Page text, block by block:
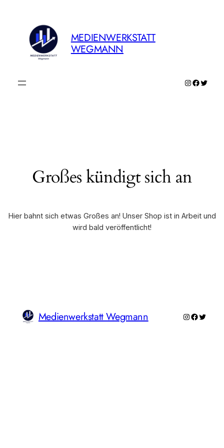
MEDIENWERKSTATT
WEGMANN
Instagram
Großes kündigt sich an
Hier bahnt sich etwas Großes an! Unser Shop ist in Arbeit und
wird bald veröffentlicht!
Medienwerkstatt Wegmann Instagram